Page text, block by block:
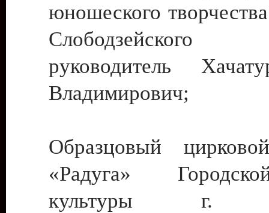
юношеского
руководитель
Владимирович;
Образцовый
«Радуга»
культуры г.